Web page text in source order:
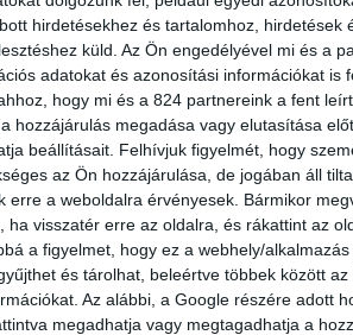
hirdetésekhez és tartalomhoz,
küld. Az Ön engedélyével mi és a
adatokat és azonosítási információkat is
hogy mi és a 824 partnereink a fent
hozzájárulás megadása vagy elutasítása
beállításait. Felhívjuk figyelmét, hogy
az Ön hozzájárulása, de jogában áll
erre a weboldalra érvényesek. Bármikor
ha visszatér erre az oldalra, és rákattint az
a figyelmet, hogy ez a webhely/
és tárolhat, beleértve többek között
Az alábbi, a Google részére adott
megadhatja vagy megtagadhatja a
EGYÉNI VÁLLALKOZÓK ÉS